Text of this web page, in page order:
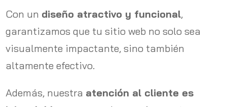
Con un diseño atractivo y funcional,
garantizamos que tu sitio web no solo sea
visualmente impactante, sino también
altamente efectivo.
Además, nuestra atención al cliente es